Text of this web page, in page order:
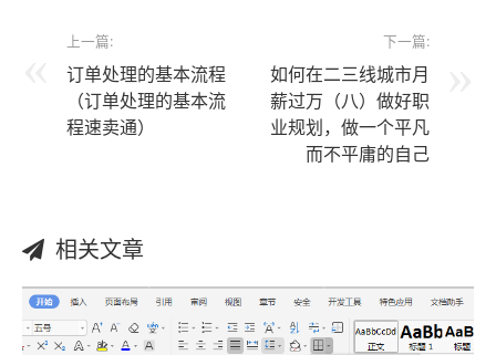
上一篇:
订单处理的基本流程
（订单处理的基本流
程速卖通）
下一篇:
如何在二三线城市月
薪过万（八）做好职
业规划，做一个平凡
而不平庸的自己
相关文章